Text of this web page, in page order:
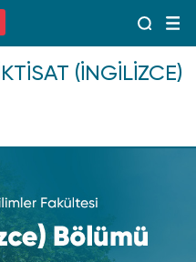
İKTISAT (İNGILIZCE)